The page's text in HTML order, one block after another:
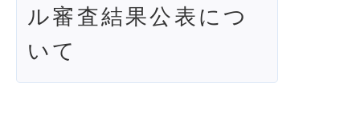
ル審査結果公表につ
いて